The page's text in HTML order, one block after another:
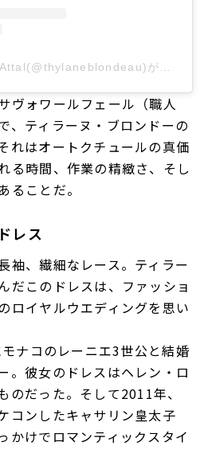
Thylane Blondeau Attal(@thylaneblondeau)がシェアした投稿
ヴォワールフェール（職人
、ティラーヌ・ブロンドーの
れはオートクチュールの真価
る時間、作業の精緻さ、そし
ることだ。
レス
袖、繊細なレース。ティラー
だこのドレスは、ファッショ
ロイヤルウエディングを思い
ナコのレーニエ3世公と結婚
。彼女のドレスはヘレン・ロ
のだった。そして2011年、
コンしたキャサリン皇太子
かけでロマンティックスタイ